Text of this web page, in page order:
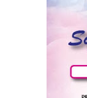
Tips Buang
Adakah Anak
Manage Your
Filem Yahudi
Kes Tipu Pakcik
Dah Rasa